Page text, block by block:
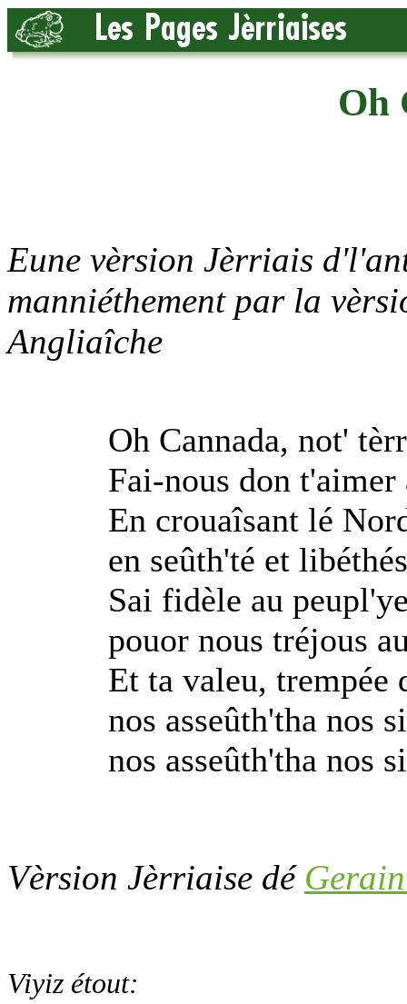
Oh
Eune vèrsion Jèrriais
manniéthement par la
Angliaîche
Oh Cannada, not'
Fai-nous don t'aimer
En crouaîsant lé
en seûth'té et libéthés
Sai fidèle au
pouor nous tréjous
Et ta valeu, trempée
nos asseûth'tha nos
nos asseûth'tha nos
Vèrsion Jèrriaise dé
Viyiz étout: